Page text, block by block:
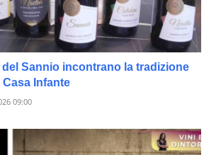
del Sannio incontrano la tradizione
Infante
09:00